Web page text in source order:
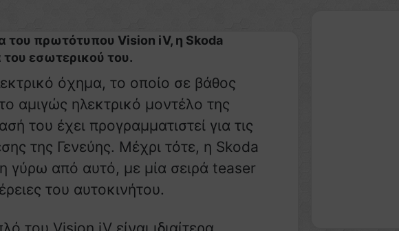
πρωτότυπου Vision iV, η Skoda
του εσωτερικού του.
όχημα, το οποίο σε βάθος
αμιγώς ηλεκτρικό μοντέλο της
του έχει προγραμματιστεί για τις
της Γενεύης. Μέχρι τότε, η Skoda
γύρω από αυτό, με μία σειρά teaser
του αυτοκινήτου.